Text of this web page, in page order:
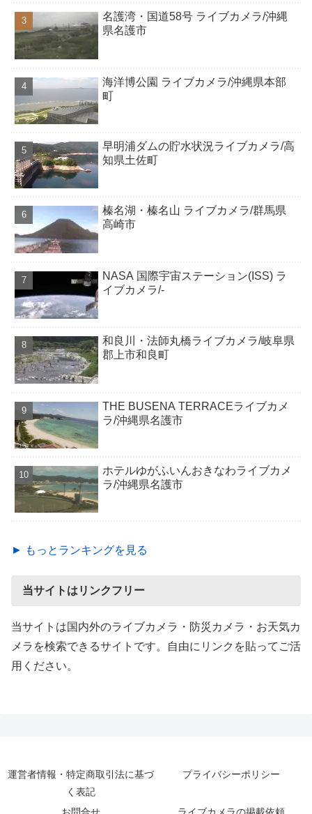
名護湾・国道58号 ライブカメラ/沖縄
県名護市
海洋博公園 ライブカメラ/沖縄県本部
町
早明浦ダムの貯水状況ライブカメラ/高
知県土佐町
榛名湖・榛名山 ライブカメラ/群馬県
高崎市
NASA 国際宇宙ステーション(ISS) ラ
イブカメラ/-
和良川・法師丸橋ライブカメラ/岐阜県
郡上市和良町
THE BUSENA TERRACEライブカメ
ラ/沖縄県名護市
ホテルゆがふいんおきなわライブカメ
ラ/沖縄県名護市
► もっとランキングを見る
当サイトはリンクフリー
当サイトは国内外のライブカメラ・防災カメラ・お天気カ
メラを検索できるサイトです。自由にリンクを貼ってご活
用ください。
運営者情報・特定商取引法に基づ
く表記
プライバシーポリシー
お問合せ ライブカメラの掲載依頼